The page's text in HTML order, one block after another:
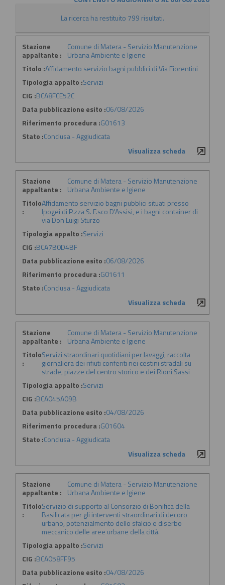
La ricerca ha restituito 799 risultati.
Stazione
appaltante :
Comune di Matera - Servizio Manutenzione
Urbana Ambiente e Igiene
Titolo :Affidamento servizio bagni pubblici di Via Fiorentini
Tipologia appalto :Servizi
CIG :BCA8FCE52C
Data pubblicazione esito :06/08/2026
Riferimento procedura :G01613
Stato :Conclusa - Aggiudicata
Visualizza scheda
Stazione
appaltante :
Comune di Matera - Servizio Manutenzione
Urbana Ambiente e Igiene
Titolo
:
Affidamento servizio bagni pubblici situati presso
Ipogei di P.zza S. F.sco D'Assisi, e i bagni container di
via Don Luigi Sturzo
Tipologia appalto :Servizi
CIG :BCA7B0D4BF
Data pubblicazione esito :06/08/2026
Riferimento procedura :G01611
Stato :Conclusa - Aggiudicata
Visualizza scheda
Stazione
appaltante :
Comune di Matera - Servizio Manutenzione
Urbana Ambiente e Igiene
Titolo
:
Servizi straordinari quotidiani per lavaggi, raccolta
giornaliera dei rifiuti conferiti nei cestini stradali su
strade, piazze del centro storico e dei Rioni Sassi
Tipologia appalto :Servizi
CIG :BCA045A09B
Data pubblicazione esito :04/08/2026
Riferimento procedura :G01604
Stato :Conclusa - Aggiudicata
Visualizza scheda
Stazione
appaltante :
Comune di Matera - Servizio Manutenzione
Urbana Ambiente e Igiene
Titolo
:
Servizio di supporto al Consorzio di Bonifica della
Basilicata per gli interventi straordinari di decoro
urbano, potenzialmento dello sfalcio e diserbo
meccanico delle aree urbane della città.
Tipologia appalto :Servizi
CIG :BCA058FF95
Data pubblicazione esito :04/08/2026